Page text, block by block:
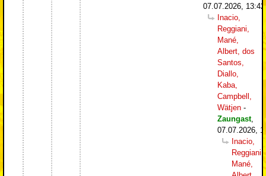
07.07.2026, 13:42
Inacio,
Reggiani,
Mané,
Albert, dos
Santos,
Diallo,
Kaba,
Campbell,
Wätjen -
Zaungast,
07.07.2026,
Inacio,
Reggiani,
Mané,